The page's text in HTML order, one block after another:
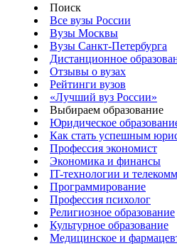
Поиск
Все вузы России
Вузы Москвы
Вузы Санкт-Петербурга
Дистанционное
Отзывы о вузах
Рейтинги вузов
«Лучший вуз России»
Выбираем образование
Юридическое
Как стать успешным
Профессия экономист
Экономика и финансы
IT-технологии и
Программирование
Профессия психолог
Религиозное образование
Культурное образование
Медицинское и